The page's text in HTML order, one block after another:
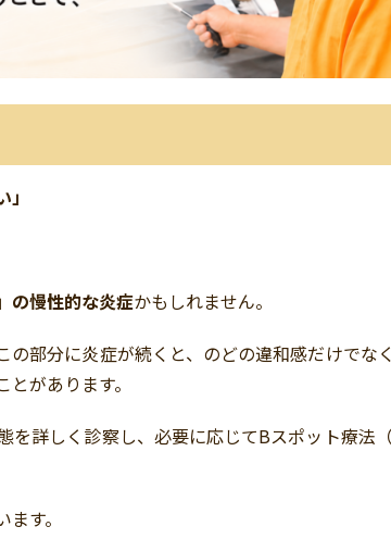
の慢性的な炎症かもしれません。
部分に炎症が続くと、のどの違和感だけでなく
があります。
詳しく診察し、必要に応じてBスポット療法
す。